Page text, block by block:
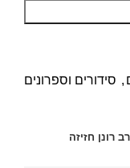
, סידורים וספרונים
רונן חזיזה